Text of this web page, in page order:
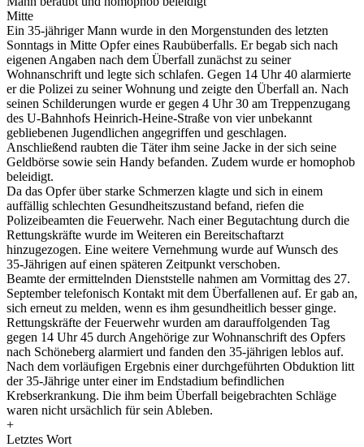
Mitte
Ein 35-jähriger Mann wurde in den Morgenstunden des letzten
Sonntags in Mitte Opfer eines Raubüberfalls. Er begab sich nach
eigenen Angaben nach dem Überfall zunächst zu seiner
Wohnanschrift und legte sich schlafen. Gegen 14 Uhr 40 alarmierte
er die Polizei zu seiner Wohnung und zeigte den Überfall an. Nach
seinen Schilderungen wurde er gegen 4 Uhr 30 am Treppenzugang
des U-Bahnhofs Heinrich-Heine-Straße von vier unbekannt
gebliebenen Jugendlichen angegriffen und geschlagen.
Anschließend raubten die Täter ihm seine Jacke in der sich seine
Geldbörse sowie sein Handy befanden. Zudem wurde er homophob
beleidigt.
Da das Opfer über starke Schmerzen klagte und sich in einem
auffällig schlechten Gesundheitszustand befand, riefen die
Polizeibeamten die Feuerwehr. Nach einer Begutachtung durch die
Rettungskräfte wurde im Weiteren ein Bereitschaftarzt
hinzugezogen. Eine weitere Vernehmung wurde auf Wunsch des
35-Jährigen auf einen späteren Zeitpunkt verschoben.
Beamte der ermittelnden Dienststelle nahmen am Vormittag des 27.
September telefonisch Kontakt mit dem Überfallenen auf. Er gab an,
sich erneut zu melden, wenn es ihm gesundheitlich besser ginge.
Rettungskräfte der Feuerwehr wurden am darauffolgenden Tag
gegen 14 Uhr 45 durch Angehörige zur Wohnanschrift des Opfers
nach Schöneberg alarmiert und fanden den 35-jährigen leblos auf.
Nach dem vorläufigen Ergebnis einer durchgeführten Obduktion litt
der 35-Jährige unter einer im Endstadium befindlichen
Krebserkrankung. Die ihm beim Überfall beigebrachten Schläge
waren nicht ursächlich für sein Ableben.
+
Letztes Wort